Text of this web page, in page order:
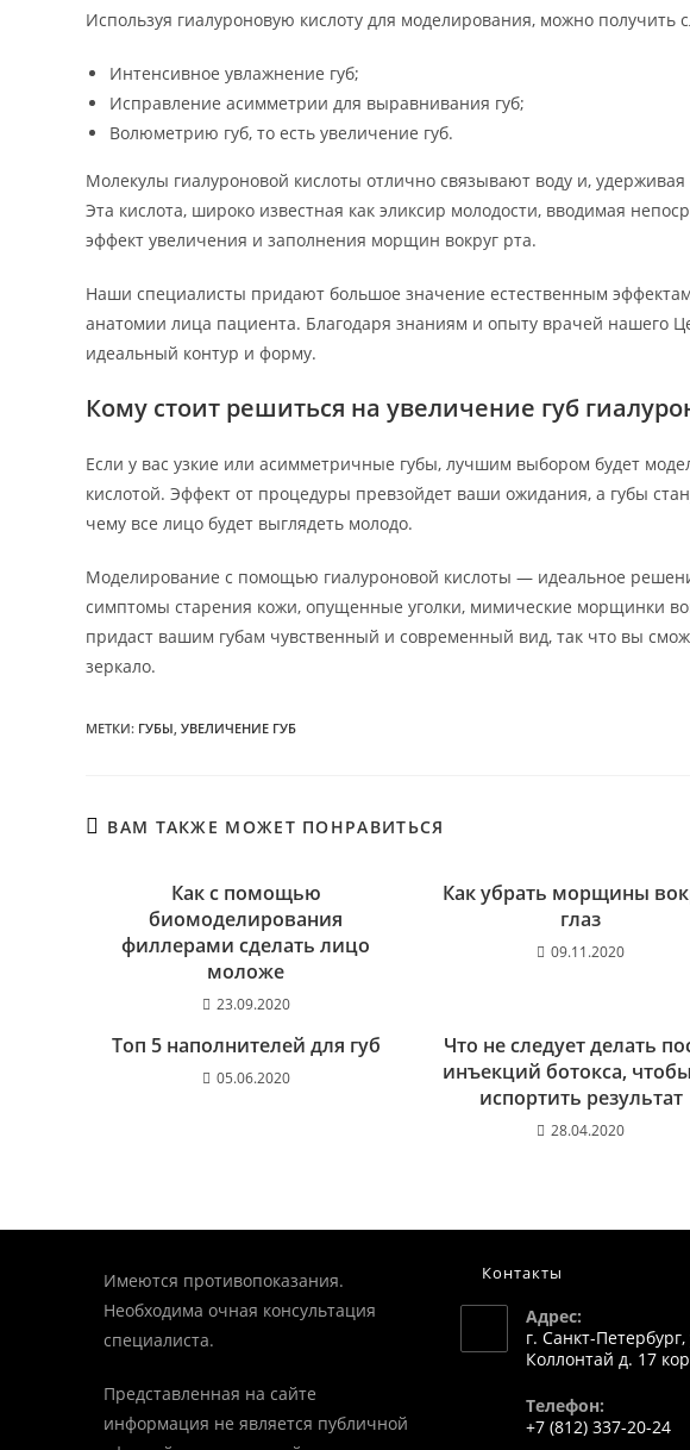
Используя гиалуроновую кислоту для моделирования, можно
Интенсивное увлажнение губ;
Исправление асимметрии для выравнивания губ;
Волюметрию губ, то есть увеличение губ.
Молекулы гиалуроновой кислоты отлично связывают воду и,
Эта кислота, широко известная как эликсир молодости, вводимая
эффект увеличения и заполнения морщин вокруг рта.
Наши специалисты придают большое значение естественным
анатомии лица пациента. Благодаря знаниям и опыту врачей нашего
идеальный контур и форму.
Кому стоит решиться на увеличение губ
Если у вас узкие или асимметричные губы, лучшим выбором будет
кислотой. Эффект от процедуры превзойдет ваши ожидания, а губы
чему все лицо будет выглядеть молодо.
Моделирование с помощью гиалуроновой кислоты — идеальное
симптомы старения кожи, опущенные уголки, мимические морщинки
придаст вашим губам чувственный и современный вид, так что вы
зеркало.
МЕТКИ: ГУБЫ УВЕЛИЧЕНИЕ ГУБ
ВАМ ТАКЖЕ МОЖЕТ ПОНРАВИТЬСЯ
Как с помощью
биомоделирования
филлерами сделать лицо
моложе
23.09.2020
Как убрать морщины
глаз
09.11.2020
Топ 5 наполнителей для губ
05.06.2020
Что не следует делать
инъекций ботокса,
испортить результат
28.04.2020
Имеются противопоказания.
Необходима очная консультация
специалиста.
Представленная на сайте
информация не является публичной
Контакты
Адрес:
г. Санкт-Петербург,
Коллонтай д. 17
Телефон:
+7 (812) 337-20-24